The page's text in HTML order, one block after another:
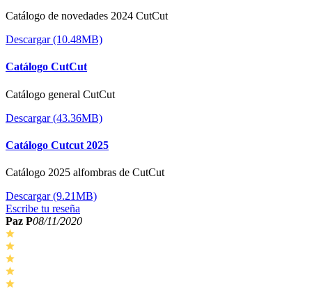
Catálogo de novedades 2024 CutCut
Descargar (10.48MB)
Catálogo CutCut
Catálogo general CutCut
Descargar (43.36MB)
Catálogo Cutcut 2025
Catálogo 2025 alfombras de CutCut
Descargar (9.21MB)
Escribe tu reseña
Paz P08/11/2020